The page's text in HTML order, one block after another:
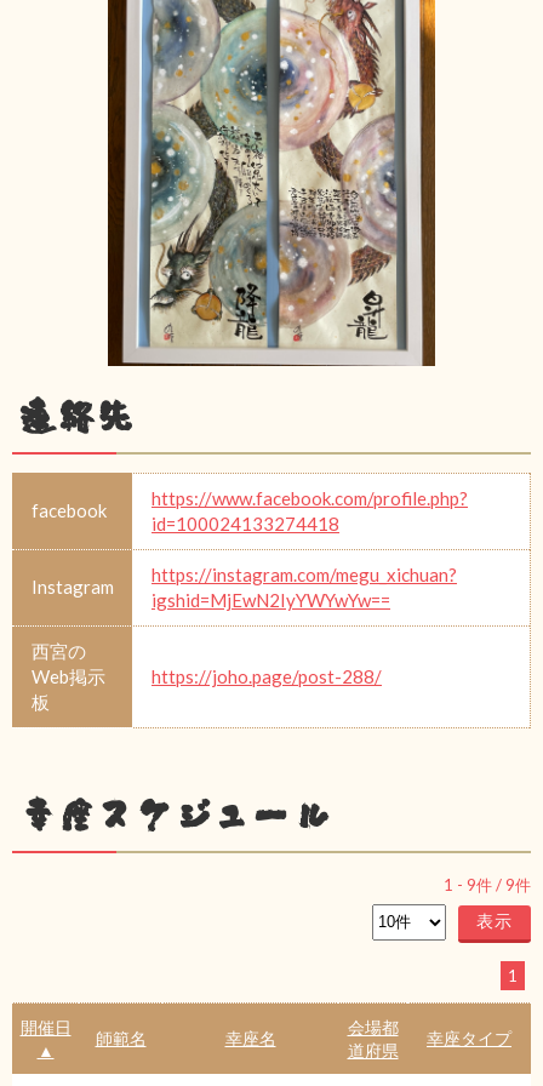
連絡先
facebook
https://www.facebook.com/profile.php?
id=100024133274418
Instagram
https://instagram.com/megu_xichuan?
igshid=MjEwN2IyYWYwYw==
西宮の
Web掲示
板
https://joho.page/post-288/
幸座スケジュール
1 - 9件 /9件
1
開催日
▲
師範名 幸座名
会場都
道府県
幸座タイプ